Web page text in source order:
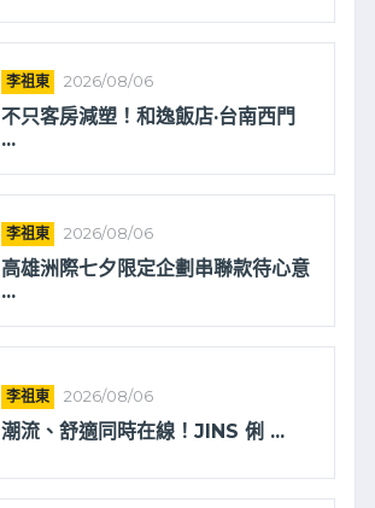
李祖東 2026/08/06
不只客房減塑！和逸飯店·台南西門
...
李祖東 2026/08/06
高雄洲際七夕限定企劃串聯款待心意
...
李祖東 2026/08/06
潮流、舒適同時在線！JINS 俐 ...